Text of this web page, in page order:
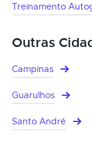
Treinamento
Outras
Campinas
Guarulhos
Santo André